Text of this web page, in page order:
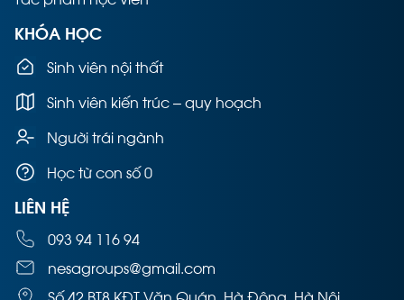
KHÓA HỌC
Sinh viên nội thất
Sinh viên kiến trúc – quy hoạch
Người trái ngành
Học từ con số 0
LIÊN HỆ
093 94 116 94
nesagroups@gmail.com